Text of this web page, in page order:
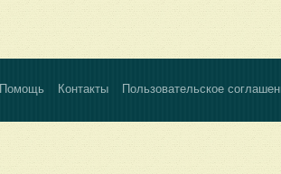
Помощь Контакты Пользовательское